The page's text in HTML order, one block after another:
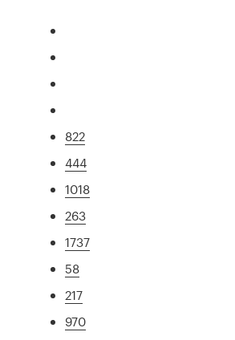
822
444
1018
263
1737
58
217
970